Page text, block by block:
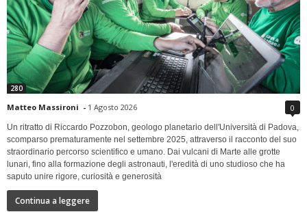
280
Matteo Massironi - 1 Agosto 2026 0
Un ritratto di Riccardo Pozzobon, geologo planetario dell'Università di Padova,
scomparso prematuramente nel settembre 2025, attraverso il racconto del suo
straordinario percorso scientifico e umano. Dai vulcani di Marte alle grotte
lunari, fino alla formazione degli astronauti, l'eredità di uno studioso che ha
saputo unire rigore, curiosità e generosità
Continua a leggere